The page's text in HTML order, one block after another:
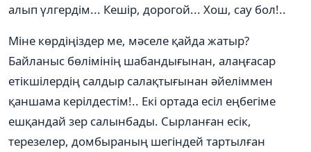
алып үлгердім... Кешір, дорогой... Хош, сау бол!..
Міне көрдіңіздер ме, мәселе қайда жатыр?
Байланыс бөлімінің шабандығынан, алаңғасар
етікшілердің салдыр салақтығынан әйеліммен
қаншама керілдестім!.. Екі ортада есіл еңбегіме
ешқандай зер салынбады. Сырланған есік,
терезелер, домбыраның шегіндей тартылған